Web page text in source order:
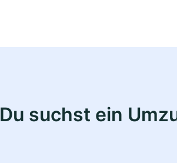
Du suchst ein